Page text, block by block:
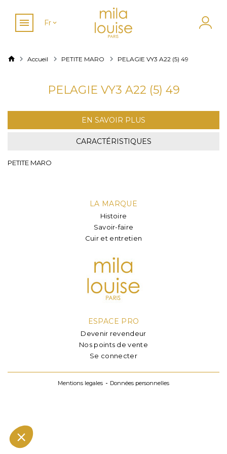
Fr
Accueil PETITE MARO PELAGIE VY3 A22 (5) 49
PELAGIE VY3 A22 (5) 49
EN SAVOIR PLUS
CARACTÉRISTIQUES
PETITE MARO
LA MARQUE
Histoire
Savoir-faire
Cuir et entretien
ESPACE PRO
Devenir revendeur
Nos points de vente
Se connecter
Mentions legales Données personnelles